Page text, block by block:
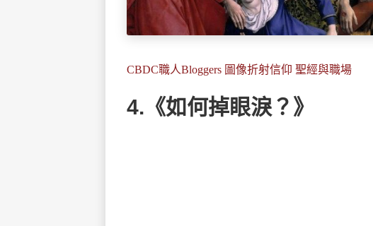
CBDC職人Bloggers 圖像折射信仰 聖經與職場
4.《如何掉眼淚？》